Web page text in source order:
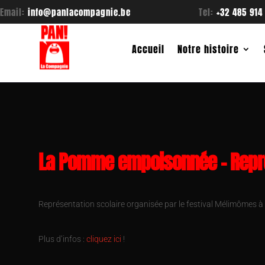
Email: info@panlacompagnie.be Tel: +32 485
Accueil Notre histoire
La Pomme empoisonnée –
Représentation scolaire organisée par le festival Mélimômes à
Plus d’infos : cliquez ici !